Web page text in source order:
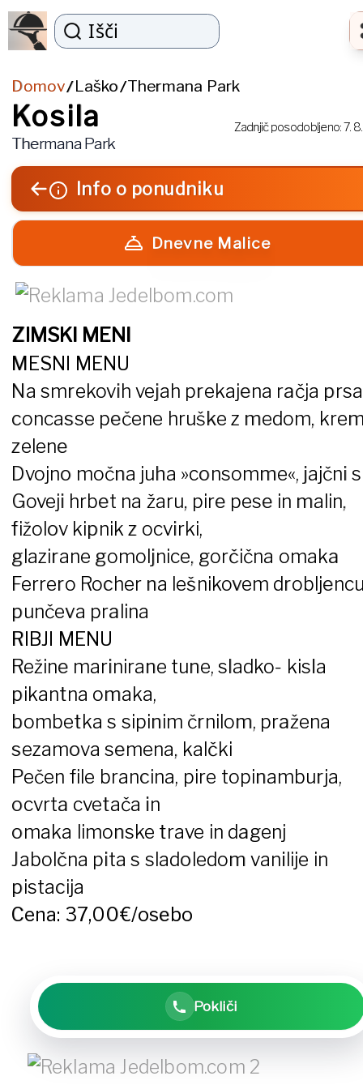
Išči
Domov/Laško/Thermana Park
Kosila
Thermana Park
Zadnjič posodobljeno:7.
Info o ponudniku
Dnevne Malice
ZIMSKI MENI
MESNI MENU
Na smrekovih vejah prekajena račja
concasse pečene hruške z medom,
zelene
Dvojno močna juha »consomme«, jajčni
Goveji hrbet na žaru, pire pese in malin,
fižolov kipnik z ocvirki,
glazirane gomoljnice, gorčična omaka
Ferrero Rocher na lešnikovem
punčeva pralina
RIBJI MENU
Režine marinirane tune, sladko- kisla
pikantna omaka,
bombetka s sipinim črnilom, pražena
sezamova semena, kalčki
Pečen file brancina, pire topinamburja,
ocvrta cvetača in
omaka limonske trave in dagenj
Jabolčna pita s sladoledom vanilije in
pistacija
Cena: 37,00€/osebo
Pokliči